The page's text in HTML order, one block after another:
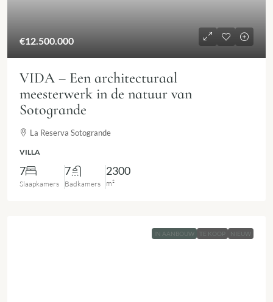
€12.500.000
VIDA – Een architecturaal
meesterwerk in de natuur van
Sotogrande
La Reserva Sotogrande
VILLA
7
Slaapkamers
7
Badkamers
2300
m²
IN AANBOUW TE KOOP NIEUW